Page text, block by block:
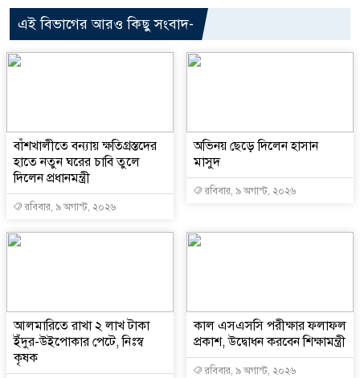
এই বিভাগের আরও কিছু সংবাদ-
বাঁশখালীতে বন্যায় ক্ষতিগ্রস্তদের
হাতে নতুন ঘরের চাবি তুলে
দিলেন প্রধানমন্ত্রী
রবিবার, ৯ অগাস্ট, ২০২৬
অভিনয় ছেড়ে দিলেন হাসান
মাসুদ
রবিবার, ৯ অগাস্ট, ২০২৬
আলমারিতে রাখা ২ লাখ টাকা
ইঁদুর-উইপোকার পেটে, নিঃস্ব
কৃষক
কাল এসএসসি পরীক্ষার ফলাফল
প্রকাশ, উদ্বোধন করবেন শিক্ষামন্ত্রী
রবিবার, ৯ অগাস্ট, ২০২৬